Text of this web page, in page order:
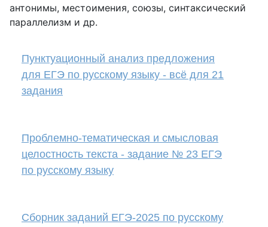
антонимы, местоимения, союзы, синтаксический
параллелизм и др.
Пунктуационный анализ предложения
для ЕГЭ по русскому языку - всё для 21
задания
Проблемно-тематическая и смысловая
целостность текста - задание № 23 ЕГЭ
по русскому языку
Сборник заданий ЕГЭ-2025 по русскому